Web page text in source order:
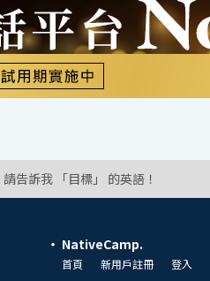
請告訴我 「目標」 的英語！
NativeCamp.
首頁 新用戶註冊 登入